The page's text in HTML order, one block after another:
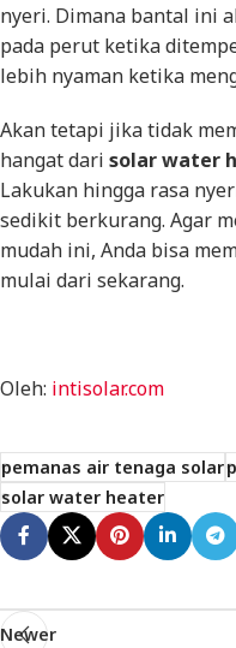
nyeri. Dimana bantal ini
pada perut ketika
lebih nyaman ketika
Akan tetapi jika tidak
hangat dari solar water
Lakukan hingga rasa
sedikit berkurang. Agar
mudah ini, Anda bisa
mulai dari sekarang.
Oleh: intisolar.com
pemanas air tenaga solar
solar water heater
Newer